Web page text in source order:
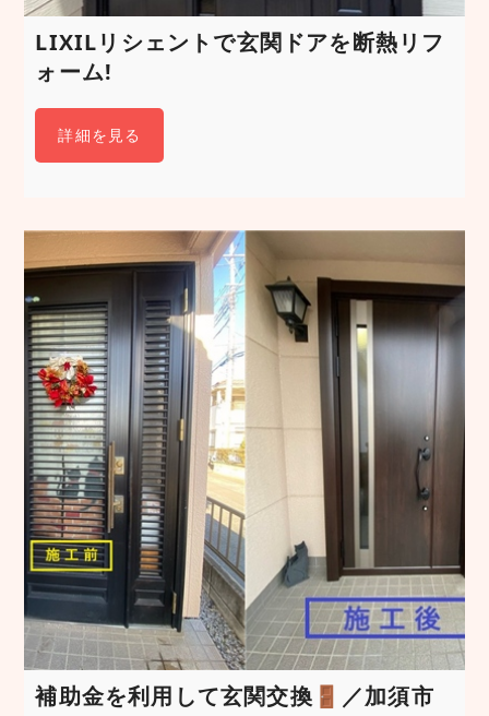
LIXILリシェントで玄関ドアを断熱リフ
ォーム!
詳細を見る
補助金を利用して玄関交換🚪／加須市